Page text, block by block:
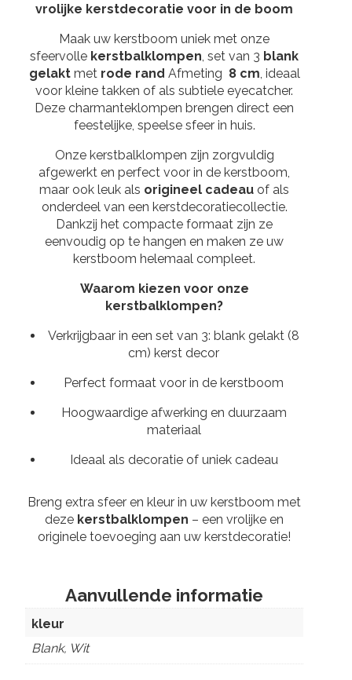
vrolijke kerstdecoratie voor in de boom
Maak uw kerstboom uniek met onze
sfeervolle kerstbalklompen , set van 3 blank
gelaktmet rode rand Afmeting 8 cm , ideaal
voor kleine takken of als subtiele eyecatcher.
Deze charmanteklompen brengen direct een
feestelijke, speelse sfeer in huis.
Onze kerstbalklompen zijn zorgvuldig
afgewerkt en perfect voor in de kerstboom,
maar ook leuk als origineel cadeau of als
onderdeel van een kerstdecoratiecollectie.
Dankzij het compacte formaat zijn ze
eenvoudig op te hangen en maken ze uw
kerstboom helemaal compleet.
Waarom kiezen voor onze
kerstbalklompen?
Verkrijgbaar in een set van 3: blank gelakt (8
cm) kerst decor
Perfect formaat voor in de kerstboom
Hoogwaardige afwerking en duurzaam
materiaal
Ideaal als decoratie of uniek cadeau
Breng extra sfeer en kleur in uw kerstboom met
deze kerstbalklompen – een vrolijke en
originele toevoeging aan uw kerstdecoratie!
Aanvullende informatie
kleur
Blank, Wit